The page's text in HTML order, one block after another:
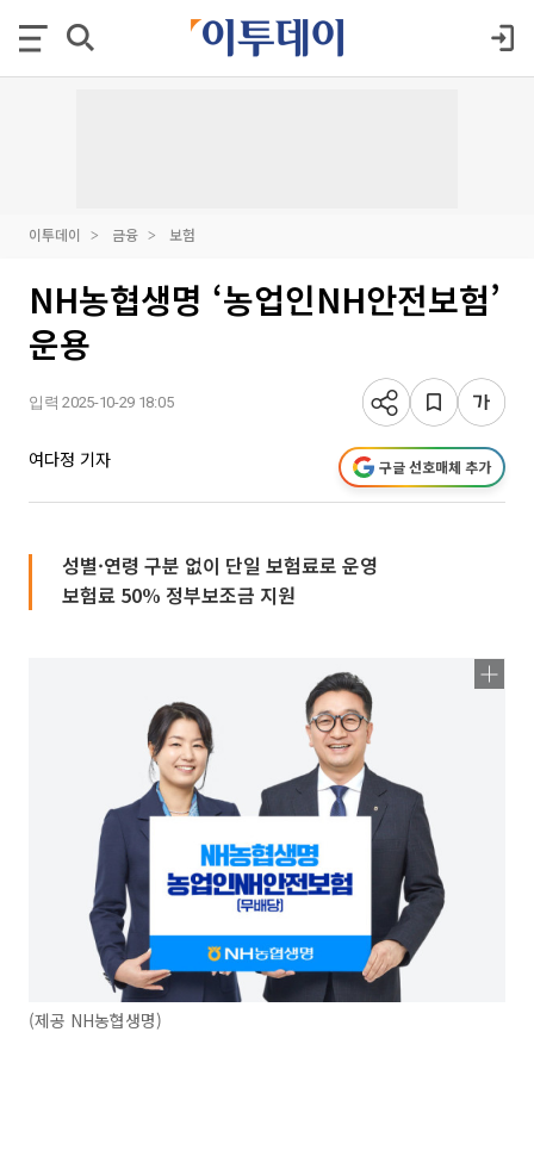
이투데이 금융 보험
NH농협생명 ‘농업인NH안전보험’
운용
입력 2025-10-29 18:05
여다정 기자 구글 선호매체 추가
성별·연령 구분 없이 단일 보험료로 운영
보험료 50% 정부보조금 지원
(제공 NH농협생명)